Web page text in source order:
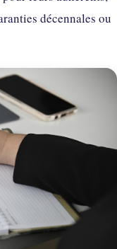
décennales ou